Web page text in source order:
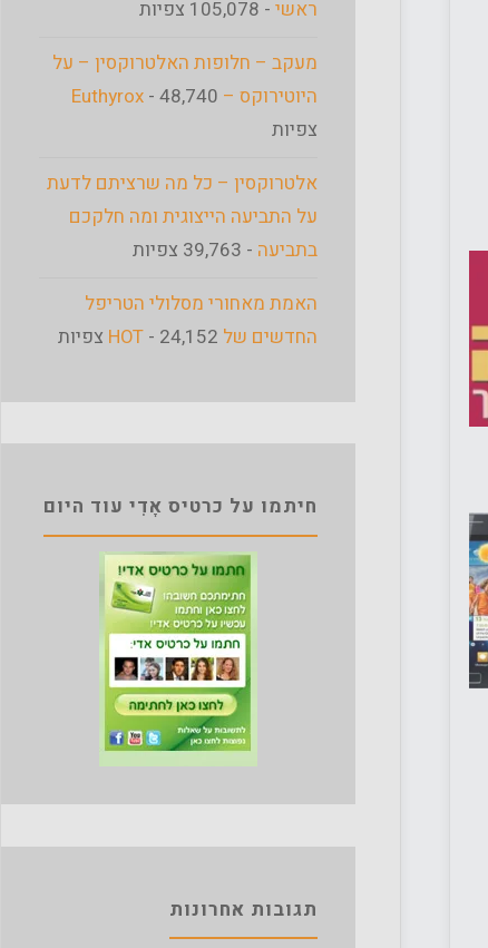
ראשי - 105,078 צפיות
מעקב – חלופות האלטרוקסין – על
היוטירוקס – Euthyrox - 48,740
צפיות
אלטרוקסין – כל מה שרציתם לדעת
על התביעה הייצוגית ומה חלקכם
בתביעה - 39,763 צפיות
האמת מאחורי מסלולי הטריפל
החדשים של HOT - 24,152 צפיות
חיתמו על כרטיס אָדִי עוד היום
תגובות אחרונות